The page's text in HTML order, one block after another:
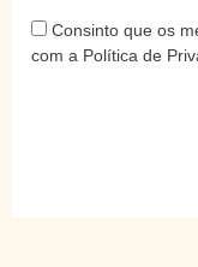
Consinto que os
com a Política de